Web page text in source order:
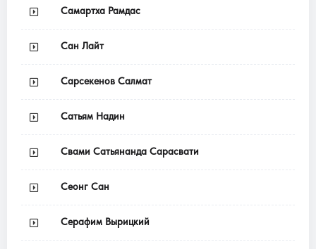
Самартха Рамдас
Сан Лайт
Сарсекенов Салмат
Сатьям Надин
Свами Сатьянанда Сарасвати
Сеонг Сан
Серафим Вырицкий